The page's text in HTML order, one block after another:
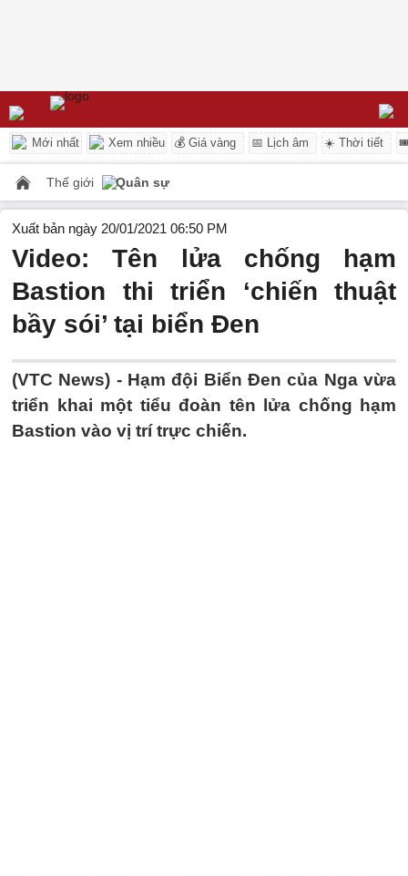
Mới nhất Xem nhiều 💰 Giá vàng 📅 Lịch âm ☀️ Thời tiết
Thế giới Quân sự
Xuất bản ngày 20/01/2021 06:50 PM
Video: Tên lửa chống hạm
Bastion thi triển ‘chiến thuật
bầy sói’ tại biển Đen
(VTC News) - Hạm đội Biển Đen của Nga vừa
triển khai một tiểu đoàn tên lửa chống hạm
Bastion vào vị trí trực chiến.